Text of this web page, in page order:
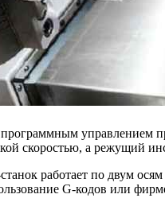
управлением
скоростью, а режущий
работает по двум
G-кодов или